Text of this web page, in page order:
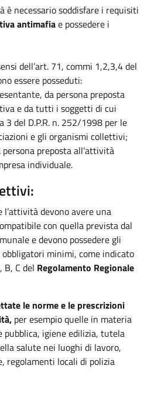
è necessario soddisfare i requisiti
antimafiae possedere i
dell’art. 71, commi 1,2,3,4 del
essere posseduti:
da persona preposta
e da tutti i soggetti di cui
3 del D.P.R. n. 252/1998 per le
e gli organismi collettivi;
preposta all’attività
individuale.
l’attività devono avere una
con quella prevista dal
e devono possedere gli
obbligatori minimi, come indicato
B, C del Regolamento Regionale
le norme e le prescrizioni
per esempio quelle in materia
pubblica, igiene edilizia, tutela
salute nei luoghi di lavoro,
regolamenti locali di polizia